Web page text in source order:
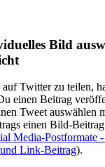
Bild
Twitter zu teilen,
einen Beitrag
Tweet auswählen
einen Bild-
Media-Postformate
Link-Beitrag).